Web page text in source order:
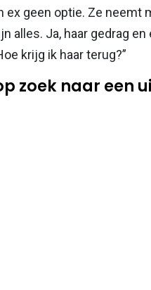
ex geen optie. Ze neemt
alles. Ja, haar gedrag
krijg ik haar terug?”
zoek naar een